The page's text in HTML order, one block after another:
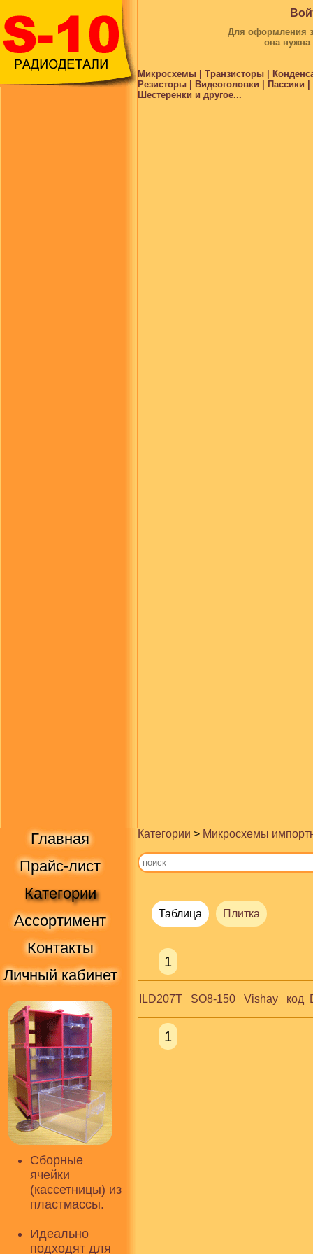
Для оформления
она
Микросхемы | Транзисторы |
Резисторы | Видеоголовки |
Шестеренки и другое...
Главная
Прайс-лист
Категории
Ассортимент
Контакты
Личный кабинет
Сборные
ячейки
(кассетницы) из
пластмассы.
Идеально
подходят для
Категории > Микросхемы
Таблица Плитка
1
ILD207T   SO8-150   Vishay   код
1